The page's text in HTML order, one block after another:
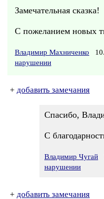
Замечательная сказка!
С пожеланием новых
Владимир Махниченко
нарушении
+ добавить замечания
Спасибо,
С
Владимир Чугай
нарушении
+ добавить замечания